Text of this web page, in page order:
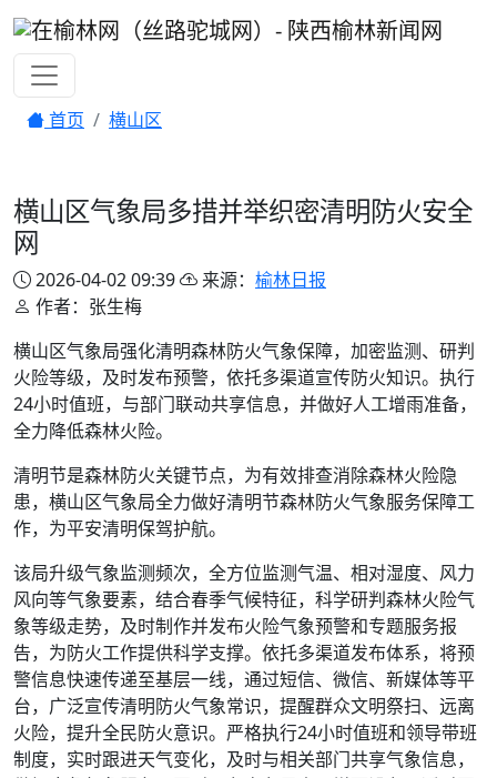
首页 横山区
横山区气象局多措并举织密清明防火安全
网
2026-04-02 09:39 来源： 榆林日报
作者：张生梅
横山区气象局强化清明森林防火气象保障，加密监测、研判
火险等级，及时发布预警，依托多渠道宣传防火知识。执行
24小时值班，与部门联动共享信息，并做好人工增雨准备，
全力降低森林火险。
清明节是森林防火关键节点，为有效排查消除森林火险隐
患，横山区气象局全力做好清明节森林防火气象服务保障工
作，为平安清明保驾护航。
该局升级气象监测频次，全方位监测气温、相对湿度、风力
风向等气象要素，结合春季气候特征，科学研判森林火险气
象等级走势，及时制作并发布火险气象预警和专题服务报
告，为防火工作提供科学支撑。依托多渠道发布体系，将预
警信息快速传递至基层一线，通过短信、微信、新媒体等平
台，广泛宣传清明防火气象常识，提醒群众文明祭扫、远离
火险，提升全民防火意识。严格执行24小时值班和领导带班
制度，实时跟进天气变化，及时与相关部门共享气象信息，